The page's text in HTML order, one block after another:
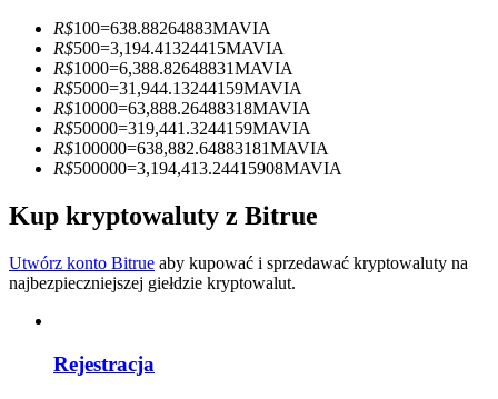
Informacja
Analiza Big Data, w tym informacje handlowe itp.
R$100=638.88264883MAVIA
R$500=3,194.41324415MAVIA
R$1000=6,388.82648831MAVIA
R$5000=31,944.13244159MAVIA
R$10000=63,888.26488318MAVIA
R$50000=319,441.3244159MAVIA
R$100000=638,882.64883181MAVIA
R$500000=3,194,413.24415908MAVIA
Kup kryptowaluty z Bitrue
Utwórz konto Bitrue aby kupować i sprzedawać kryptowaluty na
najbezpieczniejszej giełdzie kryptowalut.
Rejestracja